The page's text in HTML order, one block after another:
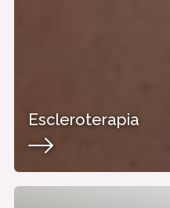
Escleroterapia